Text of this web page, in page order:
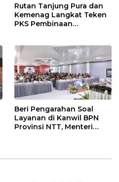
Rutan Tanjung Pura dan
Kemenag Langkat Teken
PKS Pembinaan
Beri Pengarahan Soal
Layanan di Kanwil BPN
Provinsi NTT, Menteri